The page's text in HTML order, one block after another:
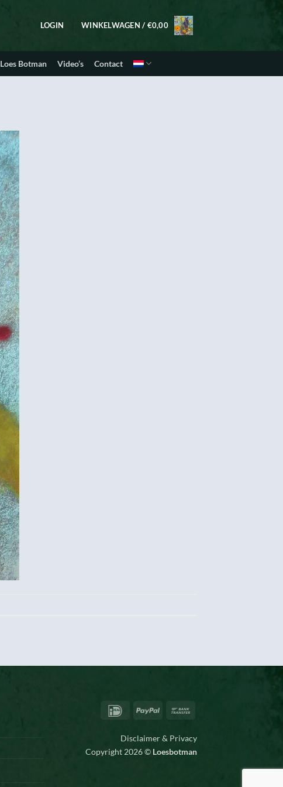
LOGIN WINKELWAGEN / €0,00
Loes Botman Video’s Contact
IDeal PayPal
Disclaimer & Privacy
Copyright 2026 © Loesbotman